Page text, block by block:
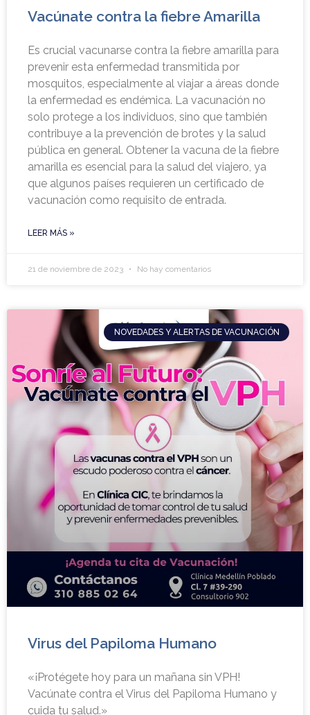
Vacúnate contra la fiebre Amarilla
Es crucial vacunarse contra la fiebre amarilla para
prevenir esta enfermedad transmitida por
mosquitos, especialmente al viajar a áreas donde
la enfermedad es endémica. La vacunación no
solo protege a los individuos, sino que también
contribuye a la prevención de brotes y la salud
pública en general. Obtener la vacuna de la fiebre
amarilla es esencial para la salud del viajero, ya
que algunos países requieren un certificado de
vacunación como requisito de entrada.
LEER MÁS »
21 de noviembre de 2023 No hay comentarios
NOVEDADES Y ALERTAS DE VACUNACIÓN
Virus del Papiloma Humano
«¡Protégete hoy para un mañana sin VPH!
Vacúnate contra el Virus del Papiloma Humano y
cuida tu salud.»